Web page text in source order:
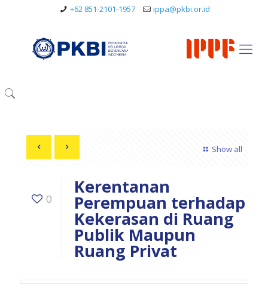
+62 851-2101-1957 ippa@pkbi.or.id
Show all
0
Kerentanan
Perempuan terhadap
Kekerasan di Ruang
Publik Maupun
Ruang Privat